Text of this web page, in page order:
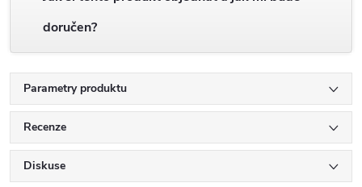
doručen?
Parametry produktu
Recenze
Diskuse